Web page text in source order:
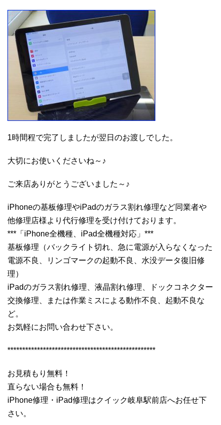
1時間程で完了しましたが翌日のお渡しでした。
大切にお使いくださいね～♪
ご来店ありがとうございました～♪
iPhoneの基板修理やiPadのガラス割れ修理など同業者や
他修理店様より代行修理を受け付けております。
***「iPhone全機種、iPad全機種対応」***
基板修理（バックライト切れ、急に電源が入らなくなった
電源不良、リンゴマークの起動不良、水没データ復旧修
理）
iPadのガラス割れ修理、液晶割れ修理、ドックコネクター
交換修理、または作業ミスによる動作不良、起動不良な
ど。
お気軽にお問い合わせ下さい。
**************************************************
お見積もり無料！
直らない場合も無料！
iPhone修理・iPad修理はクイック岐阜駅前店へお任せ下
さい。